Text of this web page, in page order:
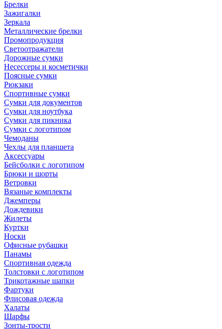
Брелки
Зажигалки
Зеркала
Металлические брелки
Промопродукция
Светоотражатели
Дорожные сумки
Несессеры и косметички
Поясные сумки
Рюкзаки
Спортивные сумки
Сумки для документов
Сумки для ноутбука
Сумки для пикника
Сумки с логотипом
Чемоданы
Чехлы для планшета
Аксессуары
Бейсболки с логотипом
Брюки и шорты
Ветровки
Вязаные комплекты
Джемперы
Дождевики
Жилеты
Куртки
Носки
Офисные рубашки
Панамы
Спортивная одежда
Толстовки с логотипом
Трикотажные шапки
Фартуки
Флисовая одежда
Халаты
Шарфы
Зонты-трости